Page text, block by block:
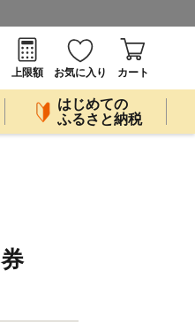
上限額
お気に入り カート
はじめての
ふるさと納税